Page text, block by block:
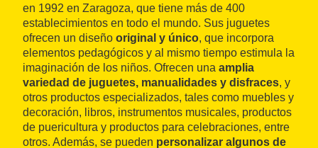
en 1992 en Zaragoza, que tiene más de 400
establecimientos en todo el mundo. Sus juguetes
ofrecen un diseño original y único, que incorpora
elementos pedagógicos y al mismo tiempo estimula la
imaginación de los niños. Ofrecen una amplia
variedad de juguetes, manualidades y disfraces, y
otros productos especializados, tales como muebles y
decoración, libros, instrumentos musicales, productos
de puericultura y productos para celebraciones, entre
otros. Además, se pueden personalizar algunos de